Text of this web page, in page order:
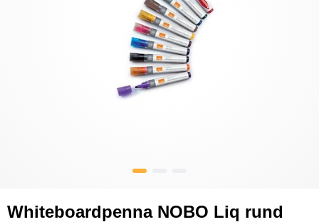
Whiteboardpenna NOBO Liq rund